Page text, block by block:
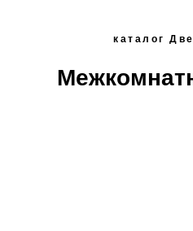
каталог